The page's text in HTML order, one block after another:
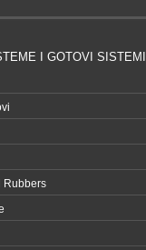
I GOTOVI SISTEMI
Rubbers